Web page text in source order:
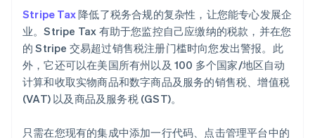
Stripe Tax降低了税务合规的复杂性，让您能专心发展企
业。Stripe Tax 有助于您监控自己应缴纳的税款，并在您
的 Stripe 交易超过销售税注册门槛时向您发出警报。此
外，它还可以在美国所有州以及 100 多个国家/地区自动
计算和收取实物商品和数字商品及服务的销售税、增值税
(VAT) 以及商品及服务税 (GST)。
只需在您现有的集成中添加一行代码、点击管理平台中的